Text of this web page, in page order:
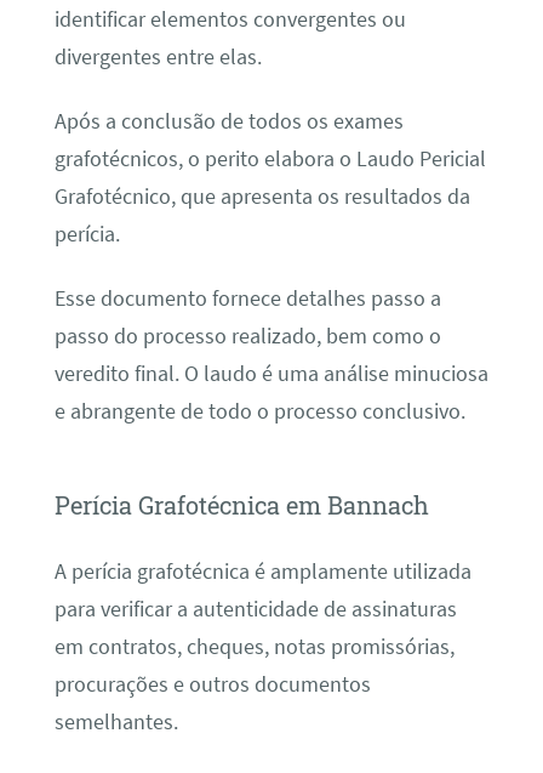
identificar elementos convergentes ou
divergentes entre elas.
Após a conclusão de todos os exames
grafotécnicos, o perito elabora o Laudo Pericial
Grafotécnico, que apresenta os resultados da
perícia.
Esse documento fornece detalhes passo a
passo do processo realizado, bem como o
veredito final. O laudo é uma análise minuciosa
e abrangente de todo o processo conclusivo.
Perícia Grafotécnica em Bannach
A perícia grafotécnica é amplamente utilizada
para verificar a autenticidade de assinaturas
em contratos, cheques, notas promissórias,
procurações e outros documentos
semelhantes.